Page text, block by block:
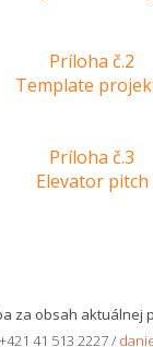
Príloha č.2
Template
Príloha č.3
Elevator pitch
za obsah aktuálnej
41 513 2227 /